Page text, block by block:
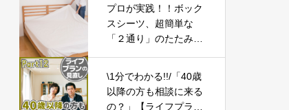
プロが実践！！ボック
スシーツ、超簡単な
「２通り」のたたみ
\1分でわかる!!/「40歳
以降の方も相談に来る
の？」【ライフプラン